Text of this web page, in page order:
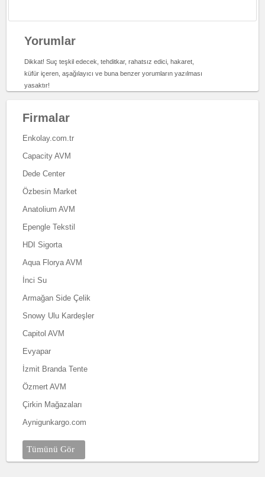
Yorumlar
Dikkat! Suç teşkil edecek, tehditkar, rahatsız edici, hakaret,
küfür içeren, aşağılayıcı ve buna benzer yorumların yazılması
yasaktır!
Firmalar
Enkolay.com.tr
Capacity AVM
Dede Center
Özbesin Market
Anatolium AVM
Epengle Tekstil
HDI Sigorta
Aqua Florya AVM
İnci Su
Armağan Side Çelik
Snowy Ulu Kardeşler
Capitol AVM
Evyapar
İzmit Branda Tente
Özmert AVM
Çirkin Mağazaları
Aynigunkargo.com
Tümünü Gör